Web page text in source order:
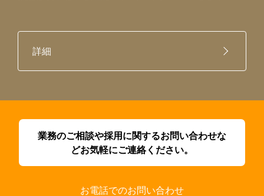
詳細
業務のご相談や採用に関するお問い合わせな
どお気軽にご連絡ください。
お電話でのお問い合わせ